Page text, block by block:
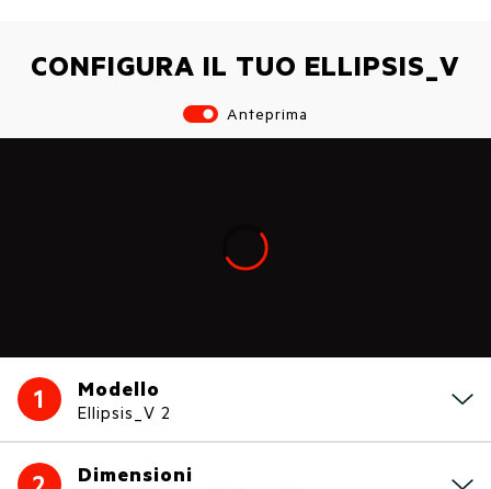
CONFIGURA IL TUO ELLIPSIS_V
Anteprima
Loading...
1 Modello
Ellipsis_V 2
Dimensioni